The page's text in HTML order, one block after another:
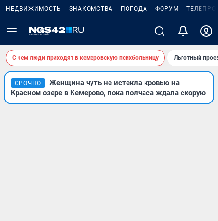
НЕДВИЖИМОСТЬ ЗНАКОМСТВА ПОГОДА ФОРУМ
С чем люди приходят в кемеровскую психбольницу Льготный
СРОЧНО
Женщина чуть не истекла кровью на
Красном озере в Кемерово, пока полчаса ждала скорую